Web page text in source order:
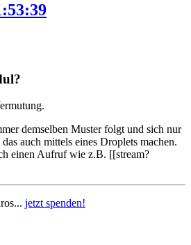
demselben Muster folgt und sich nur
auch mittels eines Droplets machen.
einen Aufruf wie z.B. [[stream?
jetzt spenden!